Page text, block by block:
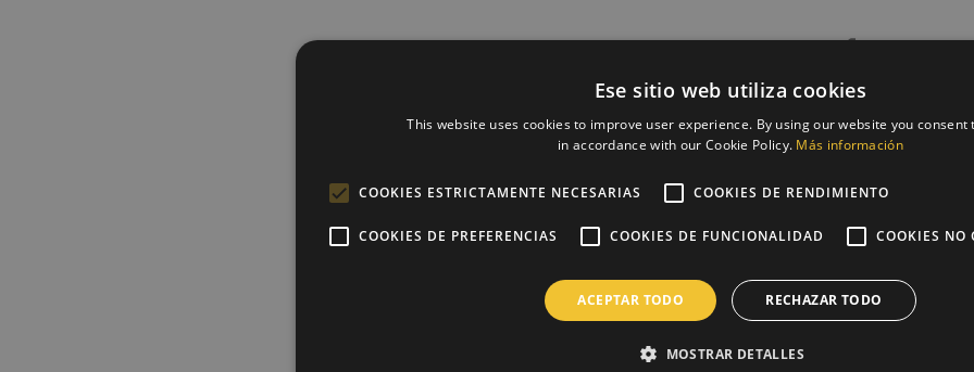
PAGO SEGURO con
ENTREGA 24/48H tras
ENVÍO GRATIS con
Descripción
Ese sitio web utiliza cookies
This website uses cookies to improve user experience. By using our website you consent
in accordance with our Cookie Policy. Más información
COOKIES ESTRICTAMENTE NECESARIAS COOKIES DE RENDIMIENTO
COOKIES DE PREFERENCIAS COOKIES DE FUNCIONALIDAD COOKIES NO
ACEPTAR TODO RECHAZAR TODO
MOSTRAR DETALLES